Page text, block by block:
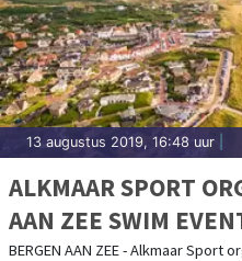
13 augustus 2019, 16:48 uur
ALKMAAR SPORT
AAN ZEE SWIM
BERGEN AAN ZEE - Alkmaar